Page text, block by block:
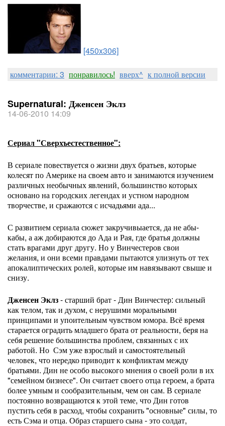
[450x306]
комментарии: 3 понравилось! вверх^ к полной версии
Supernatural: Дженсен Эклз
14-06-2010 14:09
Сериал "Сверхъестественное":
В сериале повествуется о жизни двух братьев, которые
колесят по Америке на своем авто и занимаются изучением
различных необычных явлений, большинство которых
основано на городских легендах и устном народном
творчестве, и сражаются с исчадьями ада...
С развитием сериала сюжет закручивыается, да не абы-
кабы, а аж добираются до Ада и Рая, где братья должны
стать врагами друг другу. Но у Винчестеров свои
желания, и они всеми правдами пытаются улизнуть от тех
апокалиптических ролей, которые им навязывают свыше и
снизу.
Дженсен Эклз- старший брат - Дин Винчестер: сильный
как телом, так и духом, с нерушими моральными
принципами и упоительным чувством юмора. Всё время
старается оградить младшего брата от реальности, беря на
себя решение большинства проблем, связанных с их
работой. Но Сэм уже взрослый и самостоятельный
человек, что нередко приводит к конфликтам между
братьями. Дин не особо высокого мнения о своей роли в их
"семейном бизнесе". Он считает своего отца героем, а брата
более умным и сообразительным, чем он сам. В сериале
постоянно возвращаются к этой теме, что Дин готов
пустить себя в расход, чтобы сохранить "основные" силы, то
есть Сэма и отца. Образ старшего сына - это солдат,